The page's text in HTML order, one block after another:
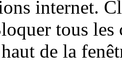
internet.
tous
de la